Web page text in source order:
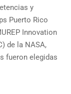
y
Puerto Rico
Innovation
de la NASA,
fueron elegidas